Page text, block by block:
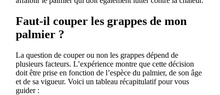
Faut-il couper les grappes de mon
palmier ?
La question de couper ou non les grappes dépend de
plusieurs facteurs. L’expérience montre que cette décision
doit être prise en fonction de l’espèce du palmier, de son âge
et de sa vigueur. Voici un tableau récapitulatif pour vous
guider :